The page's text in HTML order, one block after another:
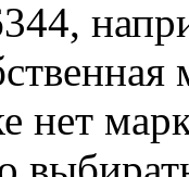
нет